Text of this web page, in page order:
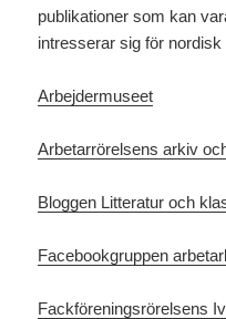
publikationer som kan
intresserar sig för nordisk
Arbejdermuseet
Arbetarrörelsens arkiv
Bloggen Litteratur och
Facebookgruppen
Fackföreningsrörelsens